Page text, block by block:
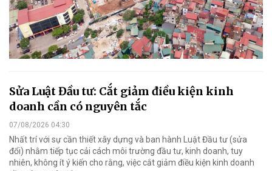
Sửa Luật Đầu tư: Cắt giảm điều kiện kinh
doanh cần có nguyên tắc
07/08/2026 04:30
Nhất trí với sự cần thiết xây dựng và ban hành Luật Đầu tư (sửa
đổi) nhằm tiếp tục cải cách môi trường đầu tư, kinh doanh, tuy
nhiên, không ít ý kiến cho rằng, việc cắt giảm điều kiện kinh doanh